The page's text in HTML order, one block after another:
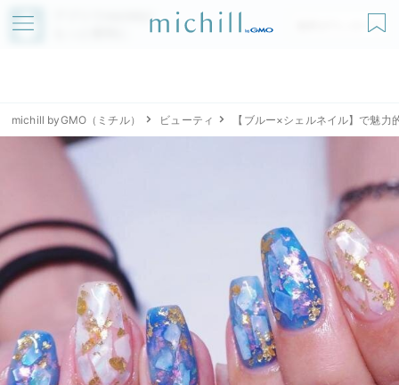
アプリでmichillが
無料ダウンロード
michill byGMO（ミチル） ビューティ 【ブルー×シェルネイル】で魅